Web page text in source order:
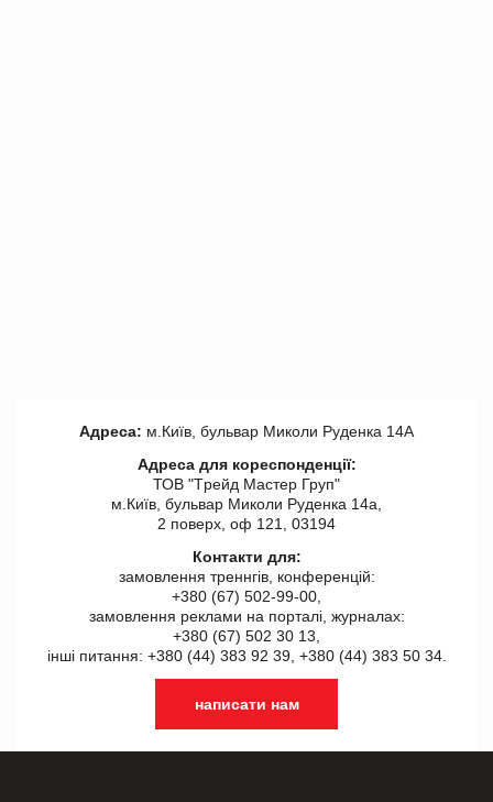
Адреса: м.Київ, бульвар Миколи Руденка 14А
Адреса для кореспонденції:
ТОВ "Tрейд Мастер Груп"
м.Київ, бульвар Миколи Руденка 14а,
2 поверх, оф 121, 03194
Контакти для:
замовлення треннгів, конференцій:
+380 (67) 502-99-00,
замовлення реклами на порталі, журналах:
+380 (67) 502 30 13,
інші питання: +380 (44) 383 92 39, +380 (44) 383 50 34.
написати нам